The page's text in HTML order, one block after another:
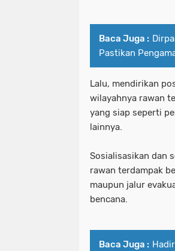
Baca Juga :
Pastikan
Lalu, mendirikan
wilayahnya rawan
yang siap seperti
lainnya.
Sosialisasikan dan
rawan terdampak
maupun jalur
bencana.
Baca Juga :